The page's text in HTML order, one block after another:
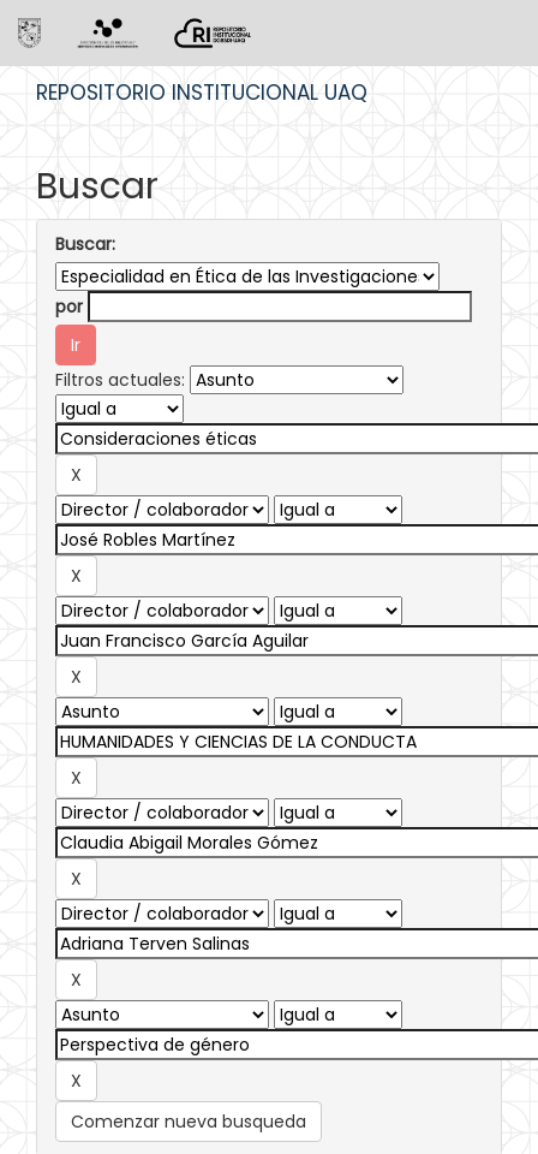
REPOSITORIO INSTITUCIONAL UAQ
Buscar
Buscar:
por
Filtros actuales:
Comenzar nueva busqueda